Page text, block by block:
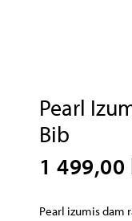
Pearl
Bib
1 499,00
Pearl izumis dam